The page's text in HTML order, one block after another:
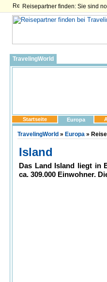
Reisepartner finden: Sie sind
TravelingWorld
Startseite Europa
TravelingWorld » Europa »
Island
Das Land Island liegt in
ca. 309.000 Einwohner.